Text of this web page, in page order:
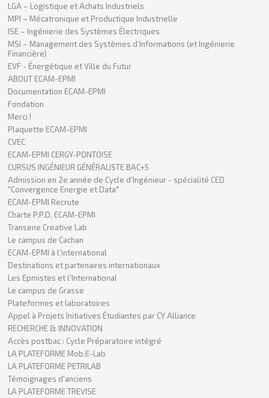
LGA – Logistique et Achats Industriels
MPI – Mécatronique et Productique Industrielle
ISE – Ingénierie des Systèmes Électriques
MSI – Management des Systèmes d’Informations (et Ingénierie
Financière)
EVF - Énergétique et Ville du Futur
ABOUT ECAM-EPMI
Documentation ECAM-EPMI
Fondation
Merci !
Plaquette ECAM-EPMI
CVEC
ECAM-EPMI CERGY-PONTOISE
CURSUS INGÉNIEUR GÉNÉRALISTE BAC+5
Admission en 2e année de Cycle d'Ingénieur - spécialité CED
"Convergence Energie et Data"
ECAM-EPMI Recrute
Charte P.P.D. ECAM-EPMI
Transene Creative Lab
Le campus de Cachan
ECAM-EPMI à l'international
Destinations et partenaires internationaux
Les Epmistes et l'International
Le campus de Grasse
Plateformes et laboratoires
Appel à Projets Initiatives Étudiantes par CY Alliance
RECHERCHE & INNOVATION
Accès postbac : Cycle Préparatoire intégré
LA PLATEFORME Mob.E-Lab
LA PLATEFORME PETRILAB
Témoignages d'anciens
LA PLATEFORME TREVISE